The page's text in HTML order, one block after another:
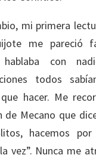
mi primera
me pareció
hablaba con
todos
hacer. Me
de Mecano que
hacemos
vez”. Nunca me